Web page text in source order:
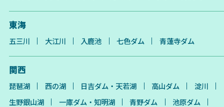
東海
五三川 大江川 入鹿池 七色ダム 青蓮寺ダム
関西
琵琶湖 西の湖 日吉ダム・天若湖 高山ダム
淀川
生野銀山湖
一庫ダム・知明湖 青野ダム
池原ダム